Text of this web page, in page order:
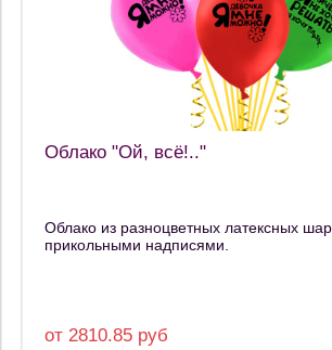
Облако "Ой, всё!.."
Облако из разноцветных латексных
прикольными надписями.
от 2810.85 руб